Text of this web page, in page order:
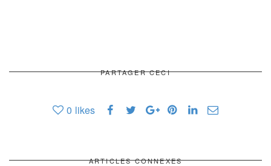
PARTAGER CECI
0 likes
ARTICLES CONNEXES